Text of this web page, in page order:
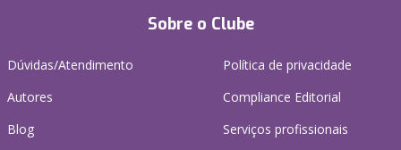
Sobre o Clube
Dúvidas/Atendimento
Autores
Blog
Política de privacidade
Compliance Editorial
Serviços profissionais